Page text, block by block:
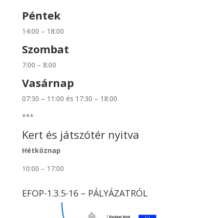
Péntek
14:00 – 18:00
Szombat
7:00 – 8:00
Vasárnap
07:30 – 11:00 és 17:30 – 18:00
***
Kert és játszótér nyitva
Hétköznap
10:00 – 17:00
EFOP-1.3.5-16 – PÁLYÁZATRÓL